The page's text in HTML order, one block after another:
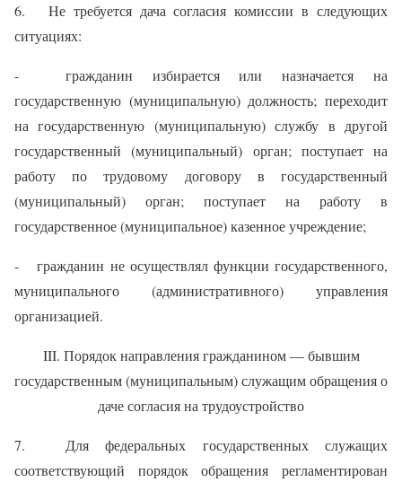
6. Не требуется дача согласия комиссии в следующих
ситуациях:
- гражданин избирается или назначается на
государственную (муниципальную) должность; переходит
на государственную (муниципальную) службу в другой
государственный (муниципальный) орган; поступает на
работу по трудовому договору в государственный
(муниципальный) орган; поступает на работу в
государственное (муниципальное) казенное учреждение;
- гражданин не осуществлял функции государственного,
муниципального (административного) управления
организацией.
III. Порядок направления гражданином — бывшим
государственным (муниципальным) служащим обращения о
даче согласия на трудоустройство
7. Для федеральных государственных служащих
соответствующий порядок обращения регламентирован